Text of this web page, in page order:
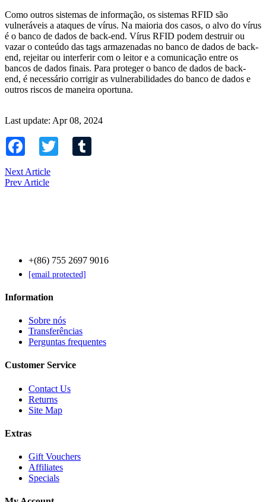
Como outros sistemas de informação, os sistemas RFID são
vulneráveis ​​a ataques de vírus. Na maioria dos casos, o alvo do vírus
é o banco de dados de back-end. Vírus RFID podem destruir ou
vazar o conteúdo das tags armazenadas no banco de dados de back-
end, rejeitar ou interferir com o leitor e a comunicação entre os
bancos de dados finais. Para proteger o banco de dados de back-
end, é necessário corrigir as vulnerabilidades do banco de dados e
outros riscos de maneira oportuna.
Last update: Apr 08, 2024
Facebook Twitter
Next Article
Prev Article
+(86) 755 2697 9016
[email protected]
Information
Sobre nós
Transferências
Perguntas frequentes
Customer Service
Contact Us
Returns
Site Map
Extras
Gift Vouchers
Affiliates
Specials